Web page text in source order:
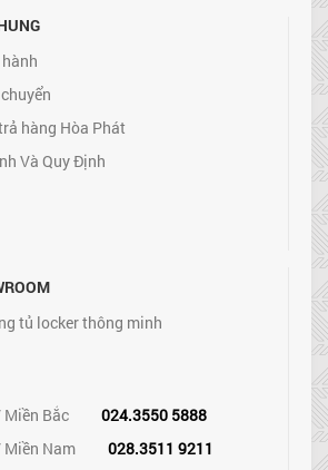
hàng Hòa Phát
Và Quy Định
tủ locker thông minh
Miền Bắc
024.3550 5888
Miền Nam
028.3511 9211